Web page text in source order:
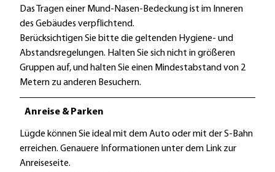
Das Tragen einer Mund-Nasen-Bedeckung ist im Inneren
des Gebäudes verpflichtend.
Berücksichtigen Sie bitte die geltenden Hygiene- und
Abstandsregelungen. Halten Sie sich nicht in größeren
Gruppen auf, und halten Sie einen Mindestabstand von 2
Metern zu anderen Besuchern.
Anreise & Parken
Lügde können Sie ideal mit dem Auto oder mit der S-Bahn
erreichen. Genauere Informationen unter dem Link zur
Anreiseseite.